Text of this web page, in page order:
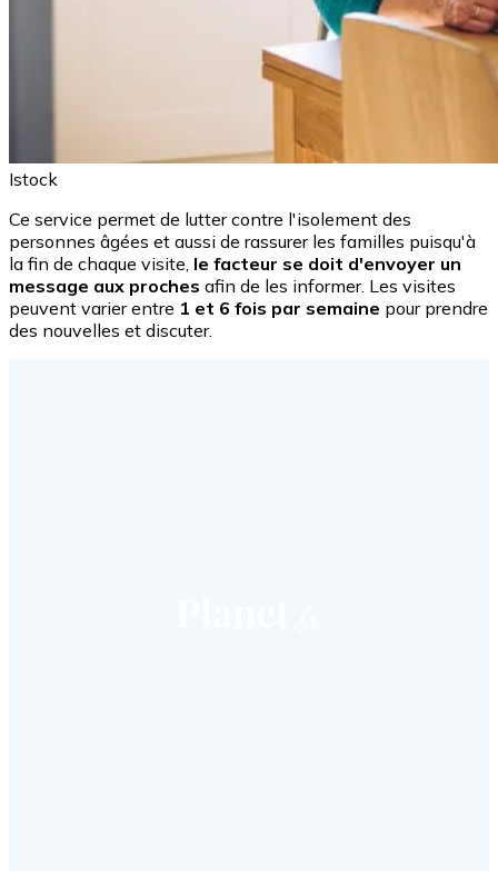
Istock
Ce service permet de lutter contre l'isolement des
personnes âgées et aussi de rassurer les familles puisqu'à
la fin de chaque visite, le facteur se doit d'envoyer un
message aux proches afin de les informer. Les visites
peuvent varier entre 1 et 6 fois par semaine pour prendre
des nouvelles et discuter.